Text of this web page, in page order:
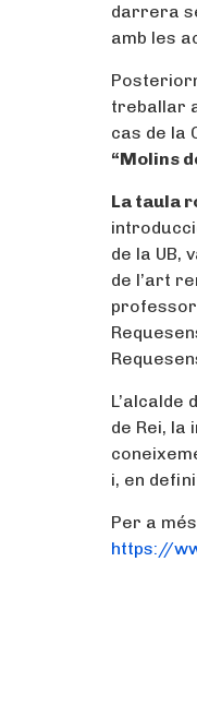
darrera
amb les
treballar
cas de la
“Molins
La taula
de la UB,
de l’art
professor
L’alcalde
de Rei, la
i, en
Per a més
https://